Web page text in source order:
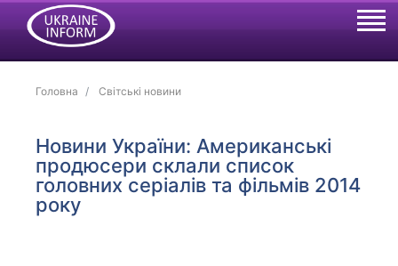
Головна Світські новини
Новини України: Американські
продюсери склали список
головних серіалів та фільмів 2014
року